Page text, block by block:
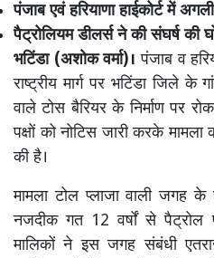
पंजाब एवं हरियाणा हाईकोर्ट में
पैट्रोलियम डीलर्स ने की संघर्ष की
भटिंडा (अशोक वर्मा)। पंजाब व
राष्ट्रीय मार्ग पर भटिंडा जिले
वाले टोस बैरियर के निर्माण पर
पक्षों को नोटिस जारी करके
की है।
मामला टोल प्लाजा वाली
नजदीक गत 12 वर्षों से
मालिकों ने इस जगह संबंधी